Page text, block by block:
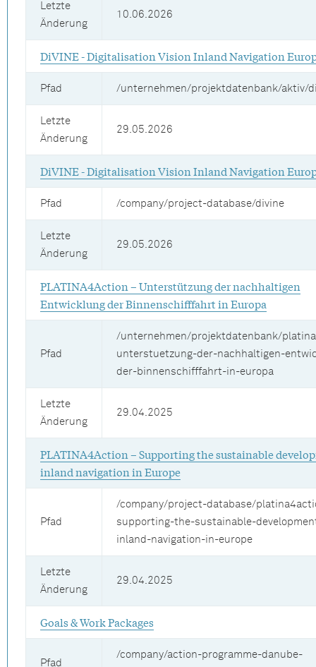
Letzte
Änderung
10.06.2026
DiVINE - Digitalisation Vision Inland Navigation
Pfad /unternehmen/projektdatenbank/aktiv/
Letzte
Änderung
29.05.2026
DiVINE - Digitalisation Vision Inland Navigation
Pfad /company/project-database/divine
Letzte
Änderung
29.05.2026
PLATINA4Action – Unterstützung der nachhaltigen
Entwicklung der Binnenschifffahrt in Europa
Pfad
/unternehmen/projektdatenbank/
unterstuetzung-der-nachhaltigen-
der-binnenschifffahrt-in-europa
Letzte
Änderung
29.04.2025
PLATINA4Action – Supporting the sustainable
inland navigation in Europe
Pfad
/company/project-database/
supporting-the-sustainable-
inland-navigation-in-europe
Letzte
Änderung
29.04.2025
Goals & Work Packages
Pfad
/company/action-programme-danube-